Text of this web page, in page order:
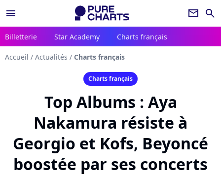
menu newsletter search
Billetterie Star Academy Charts français
Accueil / Actualités / Charts français
Charts français
Top Albums : Aya
Nakamura résiste à
Georgio et Kofs, Beyoncé
boostée par ses concerts